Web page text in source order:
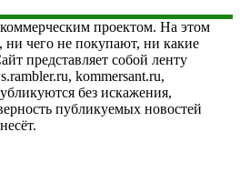
проектом. На этом
ни чего не покупают, ни какие
представляет собой ленту
kommersant.ru,
без искажения,
публикуемых новостей